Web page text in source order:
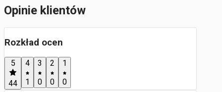
Opinie klientów
Rozkład ocen
5
44
4
1
3
0
2
0
1
0